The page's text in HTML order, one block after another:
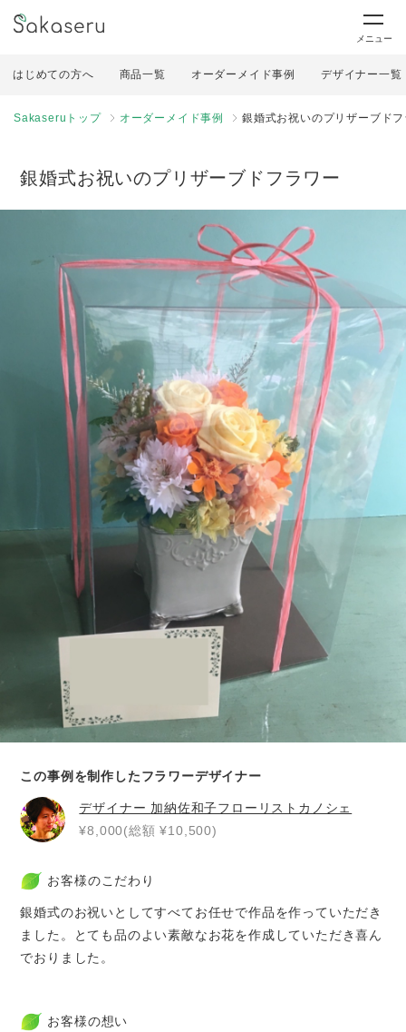
メニュー
はじめての方へ 商品一覧 オーダーメイド事例 デザイナー一覧
Sakaseruトップ オーダーメイド事例 銀婚式お祝いのプリザーブド
銀婚式お祝いのプリザーブドフラワー
この事例を制作したフラワーデザイナー
デザイナー 加納佐和子フローリストカノシェ
¥8,000(総額 ¥10,500)
お客様のこだわり
銀婚式のお祝いとしてすべてお任せで作品を作っていただき
ました。とても品のよい素敵なお花を作成していただき喜ん
でおりました。
お客様の想い